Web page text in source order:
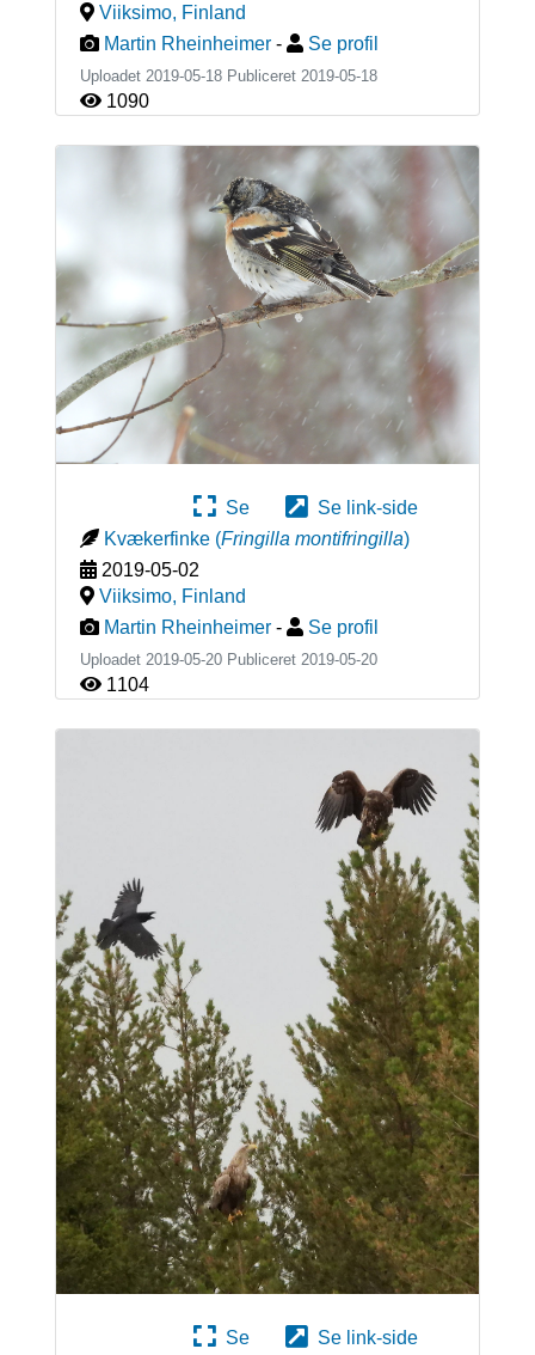
Viiksimo, Finland
Martin Rheinheimer - Se profil
Uploadet 2019-05-18 Publiceret 2019-05-18
1090
Se
Se link-side
Kvækerfinke (Fringilla montifringilla)
2019-05-02
Viiksimo, Finland
Martin Rheinheimer - Se profil
Uploadet 2019-05-20 Publiceret 2019-05-20
1104
Se Se link-side